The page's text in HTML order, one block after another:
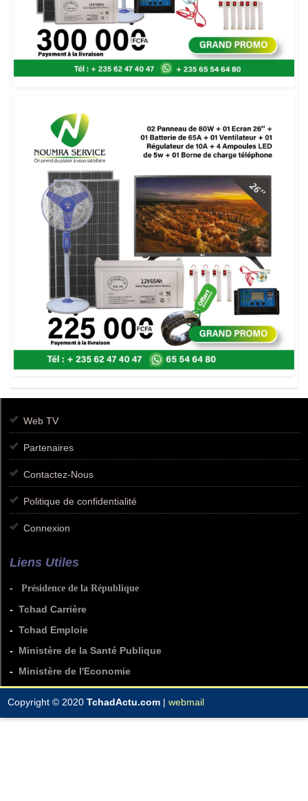
Web TV
Partenaires
Contactez-Nous
Politique de confidentialité
Connexion
Liens Utiles
- Présidence de la République
- Tchad Carrière
- Tchad Emploie
- Ministère de la Santé Publique
- Ministère de l'Economie
Copyright © 2020 TchadActu.com | webmail